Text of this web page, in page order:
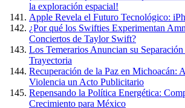
la exploración espacial!
Apple Revela el Futuro Tecnológico:
¿Por qué los Swifties Experimentan
Conciertos de Taylor Swift?
Los Temerarios Anuncian su
Trayectoria
Recuperación de la Paz en Michoacán:
Violencia un Acto Publicitario
Repensando la Política Energética:
Crecimiento para México